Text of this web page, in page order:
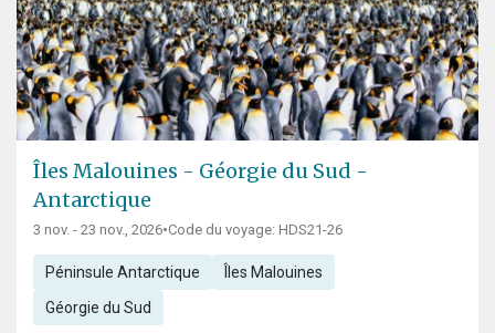
Îles Malouines - Géorgie du Sud -
Antarctique
3 nov. - 23 nov., 2026•Code du voyage: HDS21-26
Péninsule Antarctique Îles Malouines
Géorgie du Sud